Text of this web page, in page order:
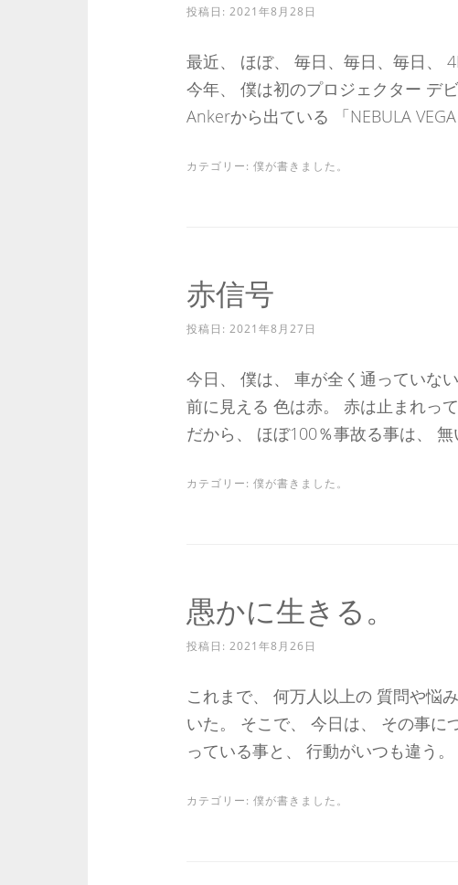
投稿日: 2021年8月28日
最近、 ほぼ、 毎日、毎日、毎日、
今年、 僕は初のプロジェクター デ
Ankerから出ている 「NEBULA
カテゴリー: 僕が書きました。
赤信号
投稿日: 2021年8月27日
今日、 僕は、 車が全く通っていな
前に見える 色は赤。 赤は止まれっ
だから、 ほぼ100％事故る事は、
カテゴリー: 僕が書きました。
愚かに生きる。
投稿日: 2021年8月26日
これまで、 何万人以上の 質問や悩
いた。 そこで、 今日は、 その事に
っている事と、 行動がいつも違う
カテゴリー: 僕が書きました。